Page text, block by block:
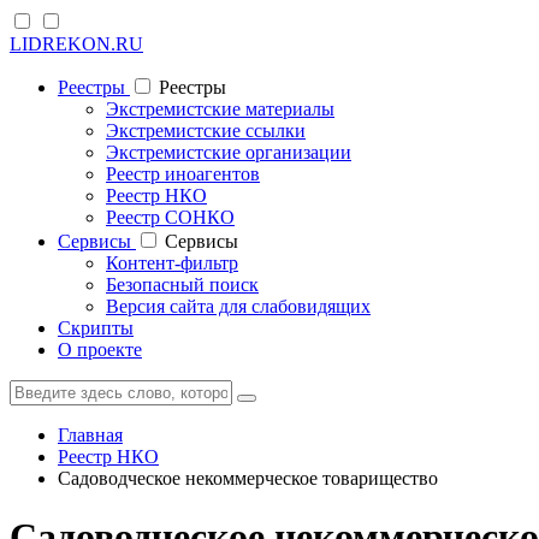
LIDREKON.RU
Реестры
Реестры
Экстремистские материалы
Экстремистские ссылки
Экстремистские организации
Реестр иноагентов
Реестр НКО
Реестр СОНКО
Cервисы
Cервисы
Контент-фильтр
Безопасный поиск
Версия сайта для слабовидящих
Скрипты
О проекте
Главная
Реестр НКО
Садоводческое некоммерческое товарищество